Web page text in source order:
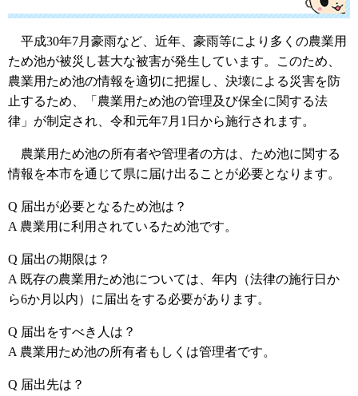
平成30年7月豪雨など、近年、豪雨等により多くの農業用
ため池が被災し甚大な被害が発生しています。このため、
農業用ため池の情報を適切に把握し、決壊による災害を防
止するため、「農業用ため池の管理及び保全に関する法
律」が制定され、令和元年7月1日から施行されます。
農業用ため池の所有者や管理者の方は、ため池に関する
情報を本市を通じて県に届け出ることが必要となります。
Q 届出が必要となるため池は？
A 農業用に利用されているため池です。
Q 届出の期限は？
A 既存の農業用ため池については、年内（法律の施行日か
ら6か月以内）に届出をする必要があります。
Q 届出をすべき人は？
A 農業用ため池の所有者もしくは管理者です。
Q 届出先は？